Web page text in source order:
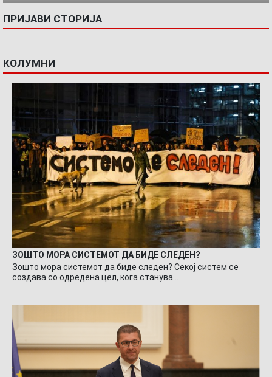
ПРИЈАВИ СТОРИЈА
КОЛУМНИ
ЗОШТО МОРА СИСТЕМОТ ДА БИДЕ СЛЕДЕН?
Зошто мора системот да биде следен? Секој систем се
создава со одредена цел, кога станува…